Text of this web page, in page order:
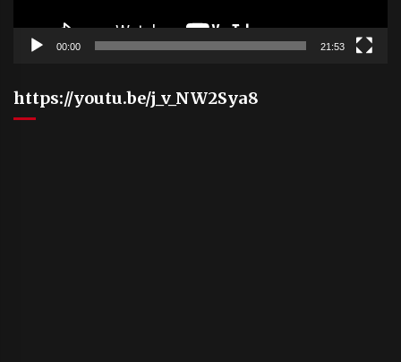
00:00 21:53
https://youtu.be/j_v_NW2Sya8